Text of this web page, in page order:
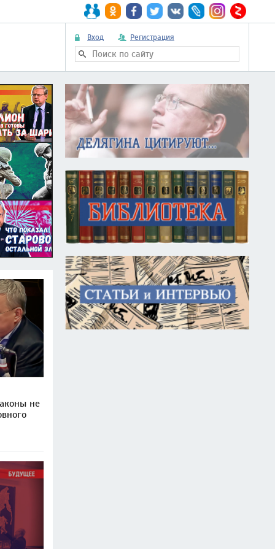
Вход Регистрация
не